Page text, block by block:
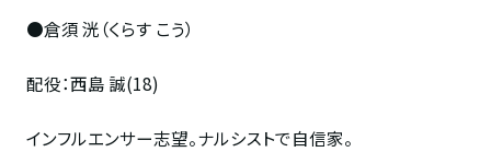
●倉須 洸（くらす こう）
配役：西島 誠(18)
インフルエンサー志望。ナルシストで自信家。